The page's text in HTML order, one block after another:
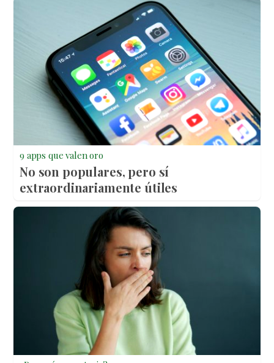
9 apps que valen oro
No son populares, pero sí
extraordinariamente útiles